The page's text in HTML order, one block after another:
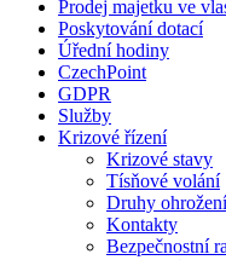
Prodej majetku ve
Poskytování dotací
Úřední hodiny
CzechPoint
GDPR
Služby
Krizové řízení
Krizové stavy
Tísňové volání
Druhy ohrožení
Kontakty
Bezpečnostní